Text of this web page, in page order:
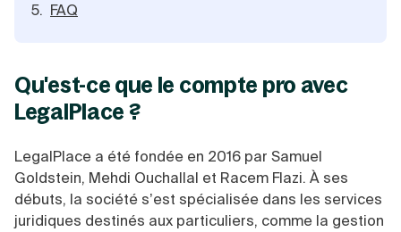
FAQ
Qu'est-ce que le compte pro avec
LegalPlace ?
LegalPlace a été fondée en 2016 par Samuel
Goldstein, Mehdi Ouchallal et Racem Flazi. À ses
débuts, la société s’est spécialisée dans les services
juridiques destinés aux particuliers, comme la gestion